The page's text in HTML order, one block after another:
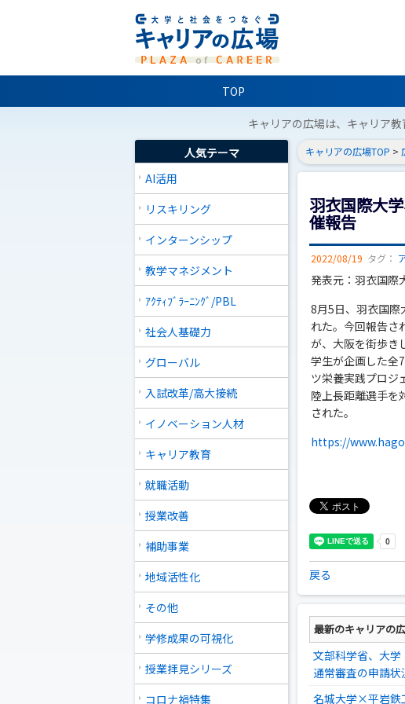
TOP
キャリアの広場は、キャリア
人気テーマ
AI活用
リスキリング
インターンシップ
教学マネジメント
ｱｸﾃｨﾌﾞﾗｰﾆﾝｸﾞ/PBL
社会人基礎力
グローバル
入試改革/高大接続
イノベーション人材
キャリア教育
就職活動
授業改善
補助事業
地域活性化
その他
学修成果の可視化
授業拝見シリーズ
コロナ禍特集
キャリアの広場TOP >
羽衣国際大
催報告
2022/08/19 タグ：
発表元：羽衣国際
8月5日、羽衣国際
れた。今回報告さ
が、大阪を街歩き
学生が企画した全
ツ栄養実践プロジ
陸上長距離選手を
された。
https://
戻る
最新のキャリアの
文部科学省、大学
通常審査の申請
名城大学×平岩鉄